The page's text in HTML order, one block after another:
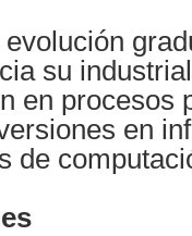
su
en procesos
en
de